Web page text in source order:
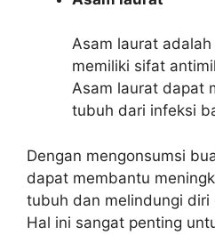
Asam laurat
memiliki sifat
Asam laurat dapat
tubuh dari infeksi
Dengan mengonsumsi
dapat membantu
tubuh dan melindungi
Hal ini sangat penting